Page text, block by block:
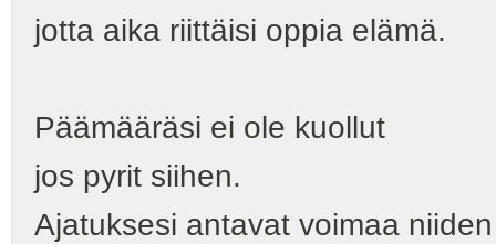
jotta aika riittäisi oppia elämä.
Päämääräsi ei ole kuollut
jos pyrit siihen.
Ajatuksesi antavat voimaa